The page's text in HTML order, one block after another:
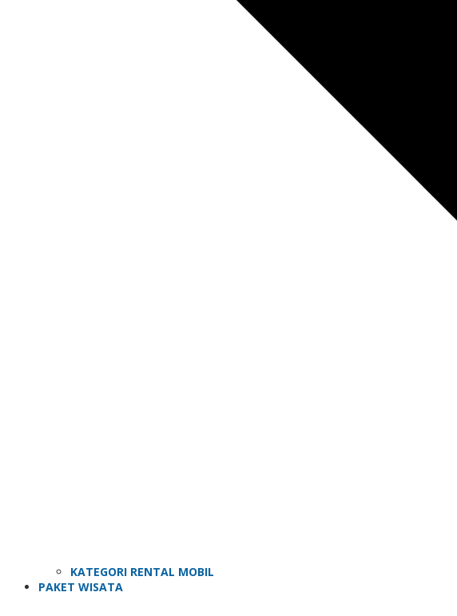
KATEGORI RENTAL MOBIL
PAKET WISATA